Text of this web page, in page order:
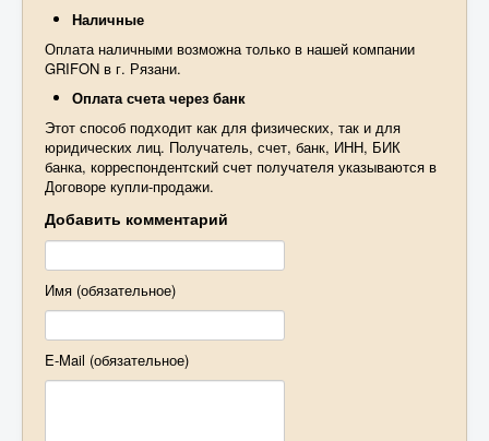
Наличные
Оплата наличными возможна только в нашей компании
GRIFON в г. Рязани.
Оплата счета через банк
Этот способ подходит как для физических, так и для
юридических лиц. Получатель, счет, банк, ИНН, БИК
банка, корреспондентский счет получателя указываются в
Договоре купли-продажи.
Добавить комментарий
Имя (обязательное)
E-Mail (обязательное)